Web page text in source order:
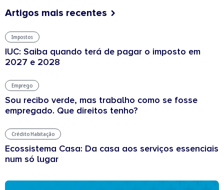
Artigos mais recentes
Impostos
IUC: Saiba quando terá de pagar o imposto em
2027 e 2028
Emprego
Sou recibo verde, mas trabalho como se fosse
empregado. Que direitos tenho?
Crédito Habitação
Ecossistema Casa: Da casa aos serviços essenciais
num só lugar